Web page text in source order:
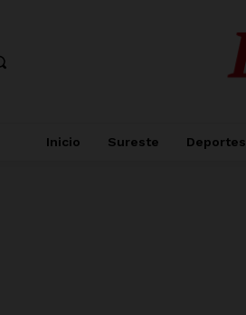
Inicio Sureste Deportes